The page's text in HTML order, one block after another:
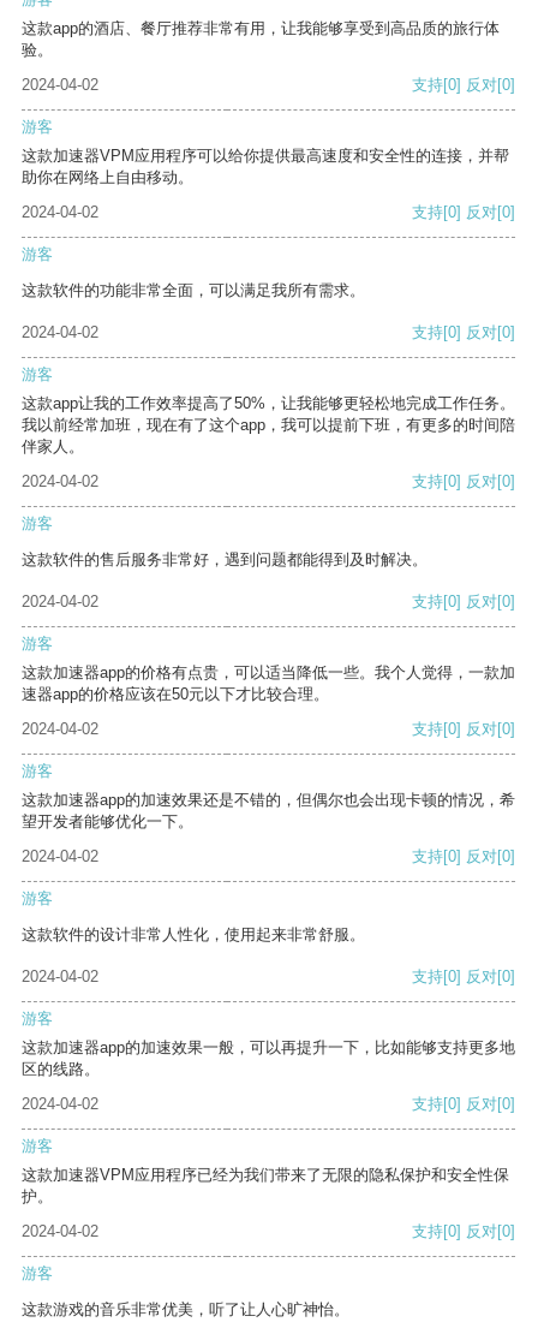
这款app的酒店、餐厅推荐非常有用，让我能够享受到高品质的旅行体
验。
2024-04-02
支持[0] 反对[0]
游客
这款加速器VPM应用程序可以给你提供最高速度和安全性的连接，并帮
助你在网络上自由移动。
2024-04-02
支持[0] 反对[0]
游客
这款软件的功能非常全面，可以满足我所有需求。
2024-04-02 支持[0] 反对[0]
游客
这款app让我的工作效率提高了50%，让我能够更轻松地完成工作任务。
我以前经常加班，现在有了这个app，我可以提前下班，有更多的时间陪
伴家人。
2024-04-02
支持[0] 反对[0]
游客
这款软件的售后服务非常好，遇到问题都能得到及时解决。
2024-04-02 支持[0] 反对[0]
游客
这款加速器app的价格有点贵，可以适当降低一些。我个人觉得，一款加
速器app的价格应该在50元以下才比较合理。
2024-04-02
支持[0] 反对[0]
游客
这款加速器app的加速效果还是不错的，但偶尔也会出现卡顿的情况，希
望开发者能够优化一下。
2024-04-02
支持[0] 反对[0]
游客
这款软件的设计非常人性化，使用起来非常舒服。
2024-04-02 支持[0] 反对[0]
游客
这款加速器app的加速效果一般，可以再提升一下，比如能够支持更多地
区的线路。
2024-04-02
支持[0] 反对[0]
游客
这款加速器VPM应用程序已经为我们带来了无限的隐私保护和安全性保
护。
2024-04-02
支持[0] 反对[0]
游客
这款游戏的音乐非常优美，听了让人心旷神怡。